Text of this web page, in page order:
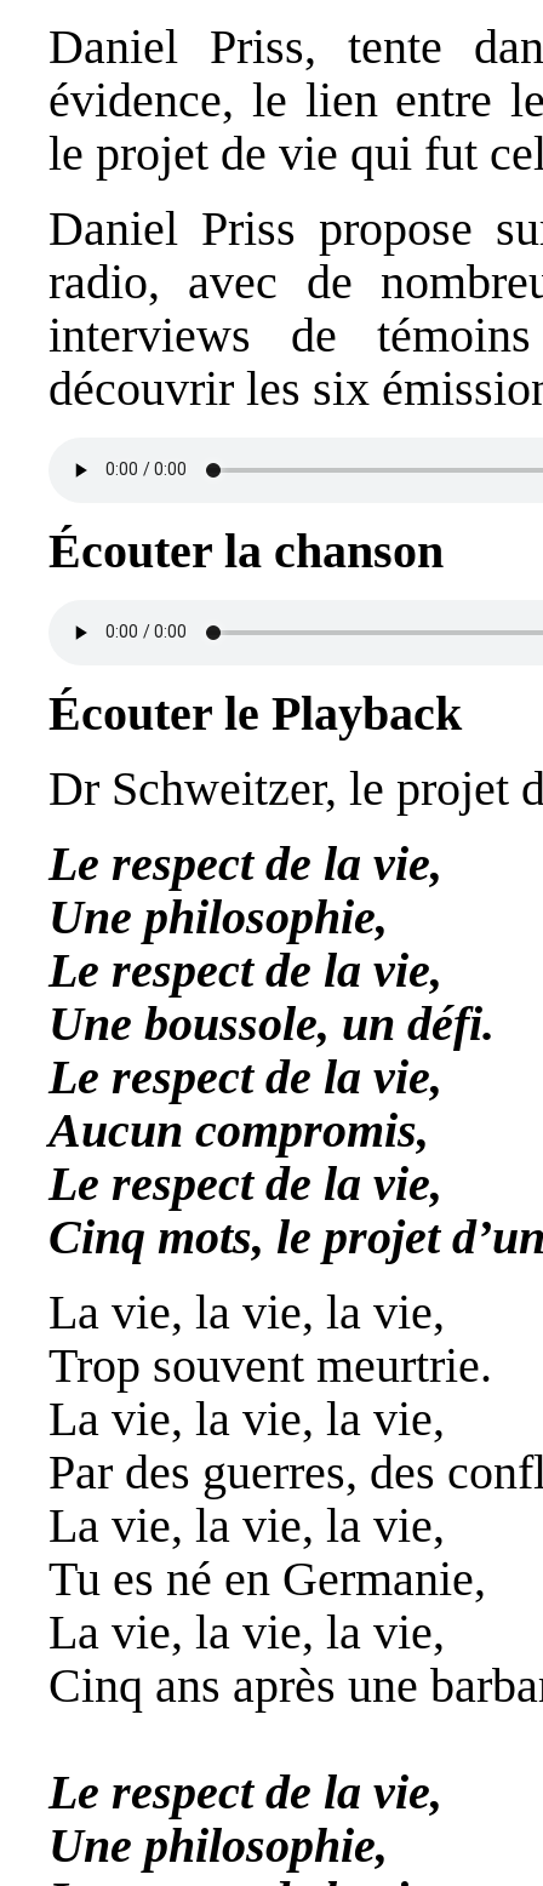
Daniel Priss, tente
évidence, le lien entre
le projet de vie qui fut
Daniel Priss propose
radio, avec de
interviews de
découvrir les six
Écouter la chanson
Écouter le Playback
Dr Schweitzer, le projet
Le respect de la vie,
Une philosophie,
Le respect de la vie,
Une boussole, un défi.
Le respect de la vie,
Aucun compromis,
Le respect de la vie,
Cinq mots, le projet
La vie, la vie, la vie,
Trop souvent meurtrie.
La vie, la vie, la vie,
Par des guerres, des
La vie, la vie, la vie,
Tu es né en Germanie,
La vie, la vie, la vie,
Cinq ans après une
Le respect de la vie,
Une philosophie,